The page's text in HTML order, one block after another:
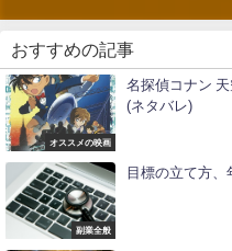
おすすめの記事
オススメの映画
名探偵コナン
(ネタバレ)
副業全般
目標の立て方、